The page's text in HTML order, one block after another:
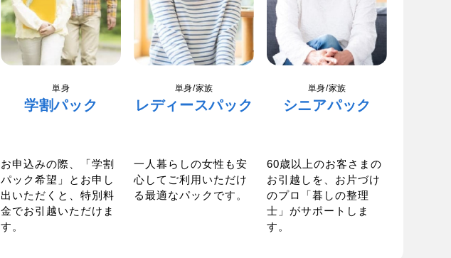
単身
学割パック
お申込みの際、「学割
パック希望」とお申し
出いただくと、特別料
金でお引越いただけま
す。
単身/家族
レディースパック
一人暮らしの女性も安
心してご利用いただけ
る最適なパックです。
単身/家族
シニアパック
60歳以上のお客さまの
お引越しを、お片づけ
のプロ「暮しの整理
士」がサポートしま
す。